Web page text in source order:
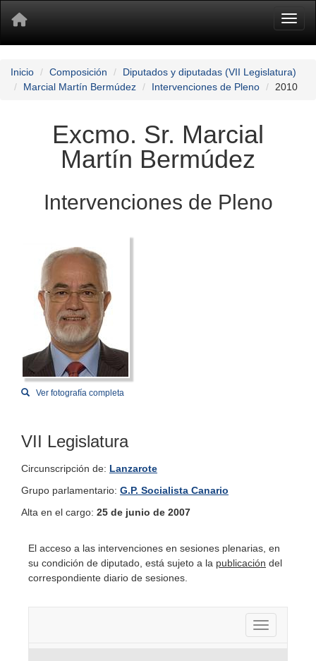
Inicio Composición
Diputados y diputadas (VII Legislatura)
Marcial Martín Bermúdez
Intervenciones de Pleno 2010
Excmo. Sr. Marcial
Martín Bermúdez
Intervenciones de Pleno
Ver fotografía completa
VII Legislatura
Circunscripción de: Lanzarote
Grupo parlamentario: G.P. Socialista Canario
Alta en el cargo: 25 de junio de 2007
El acceso a las intervenciones en sesiones plenarias, en
su condición de diputado, está sujeto a la publicación del
correspondiente diario de sesiones.
Activar